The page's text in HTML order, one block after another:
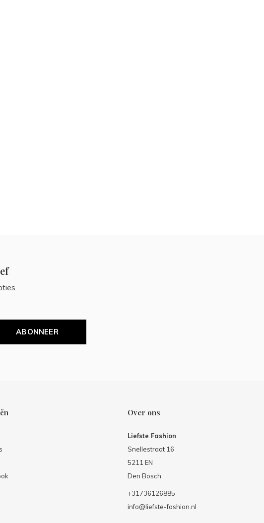
ABONNEER
Over ons
Liefste Fashion
Snellestraat 16
5211 EN
Den Bosch
+31736126885
info@liefste-fashion.nl